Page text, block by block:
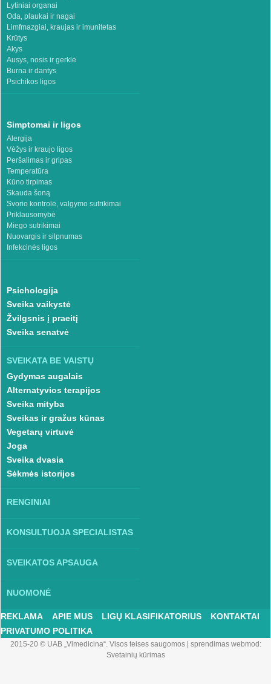
Lytiniai organai
Oda, plaukai ir nagai
Limfmazgiai, kraujas ir imunitetas
Krūtys
Akys
Ausys, nosis ir gerklė
Burna ir dantys
Psichikos ligos
Simptomai ir ligos
Alergija
Vėžys ir kraujo ligos
Peršalimas ir gripas
Temperatūra
Kūno tirpimas
Skauda šoną
Svorio kontrolė, valgymo sutrikimai
Priklausomybė
Miego sutrikimai
Nuovargis ir silpnumas
Infekcinės ligos
Psichologija
Sveika vaikystė
Žvilgsnis į praeitį
Sveika senatvė
SVEIKATA BE VAISTŲ
Gydymas augalais
Alternatyvios terapijos
Sveika mityba
Sveikas ir gražus kūnas
Vegetarų virtuvė
Joga
Sveika dvasia
Sėkmės istorijos
RENGINIAI
KONSULTUOJA SPECIALISTAS
SVEIKATOS APSAUGA
NUOMONĖ
REKLAMA APIE MUS LIGŲ KLASIFIKATORIUS
KONTAKTAI
PRIVATUMO POLITIKA
2015-20 © UAB „Vlmedicina“. Visos teises saugomos| sprendimas webmod:
Svetainių kūrimas